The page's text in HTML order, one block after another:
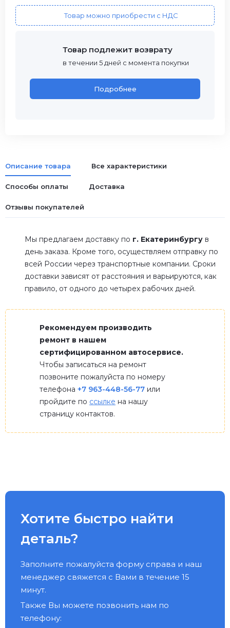
Товар можно приобрести с НДС
Товар подлежит возврату
в течении 5 дней с момента покупки
Подробнее
Описание товара Все характеристики
Способы оплаты Доставка
Отзывы покупателей
Мы предлагаем доставку по г. Екатеринбургу в
день заказа. Кроме того, осуществляем отправку по
всей России через транспортные компании. Сроки
доставки зависят от расстояния и варьируются, как
правило, от одного до четырех рабочих дней.
Рекомендуем производить
ремонт в нашем
сертифицированном автосервисе.
Чтобы записаться на ремонт
позвоните пожалуйста по номеру
телефона +7 963-448-56-77 или
пройдите по ссылке на нашу
страницу контактов.
Хотите быстро найти
деталь?
Заполните пожалуйста форму справа и наш
менеджер свяжется с Вами в течение 15
минут.
Также Вы можете позвонить нам по
телефону: